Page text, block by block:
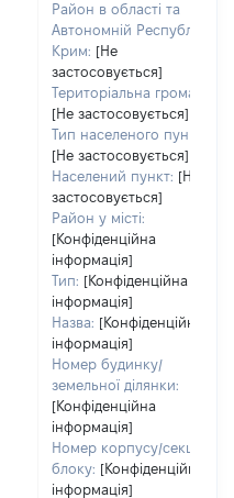
Район в області та
Автономній Республіці
Крим: [Не
застосовується]
Територіальна громада:
[Не застосовується]
Тип населеного пункту:
[Не застосовується]
Населений пункт: [Не
застосовується]
Район у місті:
[Конфіденційна
інформація]
Тип: [Конфіденційна
інформація]
Назва: [Конфіденційна
інформація]
Номер будинку/
земельної ділянки:
[Конфіденційна
інформація]
Номер корпусу/секції/
блоку: [Конфіденційна
інформація]